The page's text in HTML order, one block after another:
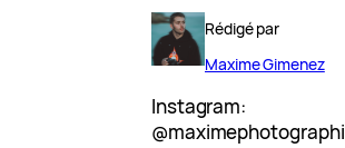
Rédigé par
Maxime Gimenez
Instagram:
@maximephotographi